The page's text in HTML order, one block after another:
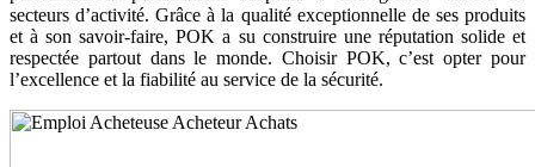
secteurs d’activité. Grâce à la qualité exceptionnelle de ses produits
et à son savoir-faire, POK a su construire une réputation solide et
respectée partout dans le monde. Choisir POK, c’est opter pour
l’excellence et la fiabilité au service de la sécurité.